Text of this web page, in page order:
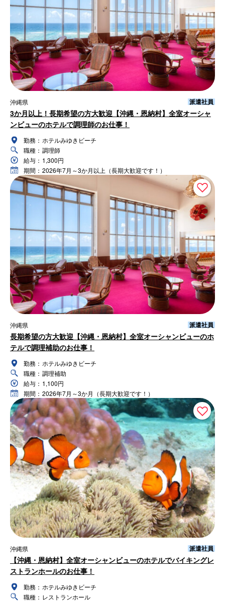
沖縄県 派遣社員
3か月以上！長期希望の方大歓迎【沖縄・恩納村】全室オーシャ
ンビューのホテルで調理師のお仕事！
勤務： ホテルみゆきビーチ
職種： 調理師
給与： 1,300円
期間： 2026年7月～3か月以上（長期大歓迎です！）
沖縄県 派遣社員
長期希望の方大歓迎【沖縄・恩納村】全室オーシャンビューのホ
テルで調理補助のお仕事！
勤務： ホテルみゆきビーチ
職種： 調理補助
給与： 1,100円
期間： 2026年7月～3か月（長期大歓迎です！）
沖縄県 派遣社員
【沖縄・恩納村】全室オーシャンビューのホテルでバイキングレ
ストランホールのお仕事！
勤務： ホテルみゆきビーチ
職種： レストランホール